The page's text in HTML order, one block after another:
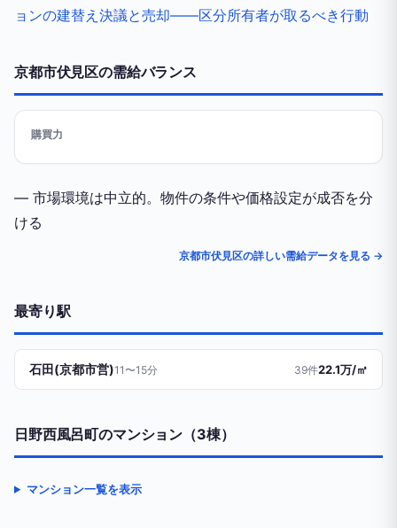
ョンの建替え決議と売却——区分所有者が取るべき行動
京都市伏見区の需給バランス
購買力
— 市場環境は中立的。物件の条件や価格設定が成否を分
ける
京都市伏見区の詳しい需給データを見る →
最寄り駅
石田(京都市営)11〜15分 39件22.1万/㎡
日野西風呂町のマンション（3棟）
マンション一覧を表示